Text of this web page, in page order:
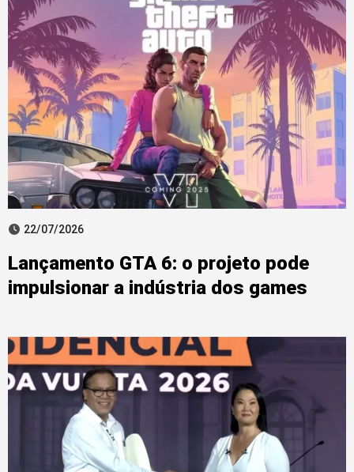
22/07/2026
Lançamento GTA 6: o projeto pode
impulsionar a indústria dos games